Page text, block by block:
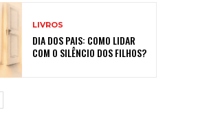
LIVROS
DIA DOS PAIS: COMO LIDAR
COM O SILÊNCIO DOS FILHOS?